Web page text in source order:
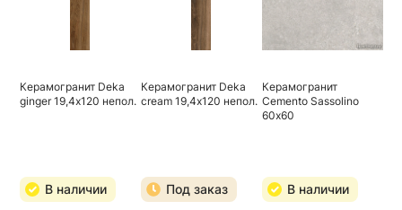
Керамогранит Deka
ginger 19,4х120 непол.
В наличии
Керамогранит Deka
cream 19,4х120 непол.
Под заказ
Керамогранит
Cemento Sassolino
60х60
В наличии